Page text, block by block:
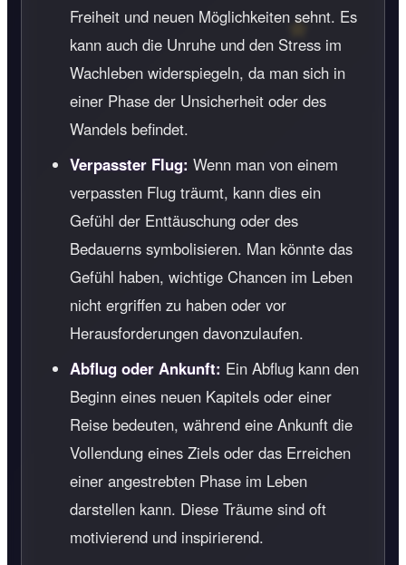
Freiheit und neuen Möglichkeiten sehnt. Es
kann auch die Unruhe und den Stress im
Wachleben widerspiegeln, da man sich in
einer Phase der Unsicherheit oder des
Wandels befindet.
Verpasster Flug: Wenn man von einem
verpassten Flug träumt, kann dies ein
Gefühl der Enttäuschung oder des
Bedauerns symbolisieren. Man könnte das
Gefühl haben, wichtige Chancen im Leben
nicht ergriffen zu haben oder vor
Herausforderungen davonzulaufen.
Abflug oder Ankunft: Ein Abflug kann den
Beginn eines neuen Kapitels oder einer
Reise bedeuten, während eine Ankunft die
Vollendung eines Ziels oder das Erreichen
einer angestrebten Phase im Leben
darstellen kann. Diese Träume sind oft
motivierend und inspirierend.